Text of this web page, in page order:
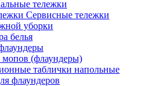
тележки
Сервисные тележки
уборки
белья
мопов (флаундеры)
таблички напольные
флаундеров